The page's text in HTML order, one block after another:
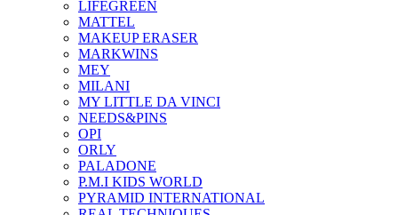
LIFEGREEN
MATTEL
MAKEUP ERASER
MARKWINS
MEY
MILANI
MY LITTLE DA VINCI
NEEDS&PINS
OPI
ORLY
PALADONE
P.M.I KIDS WORLD
PYRAMID INTERNATIONAL